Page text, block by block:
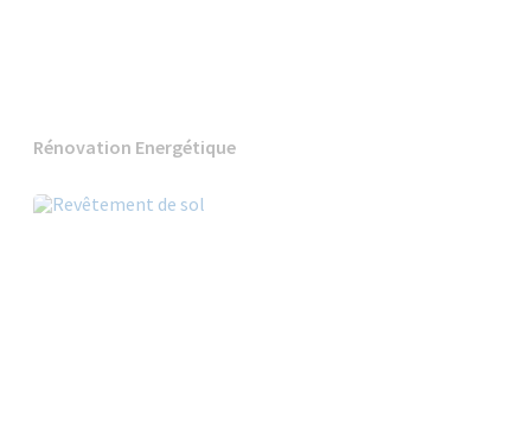
Rénovation Energétique